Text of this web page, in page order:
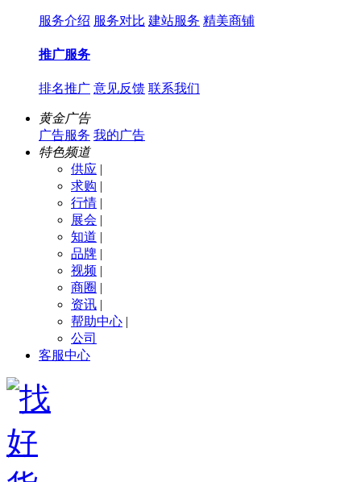
服务介绍 服务对比 建站服务 精美商铺
推广服务
排名推广 意见反馈 联系我们
黄金广告
广告服务 我的广告
特色频道
供应 |
求购 |
行情 |
展会 |
知道 |
品牌 |
视频 |
商圈 |
资讯 |
帮助中心 |
公司
客服中心